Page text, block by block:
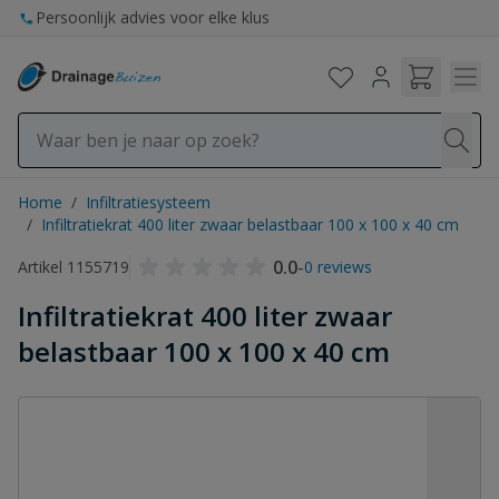
Ga naar de inhoud
Persoonlijk advies voor elke klus
Home / Infiltratiesysteem
/ Infiltratiekrat 400 liter zwaar belastbaar 100 x 100 x 40 cm
Artikel 1155719
0.0-0 reviews
Infiltratiekrat 400 liter zwaar
belastbaar 100 x 100 x 40 cm